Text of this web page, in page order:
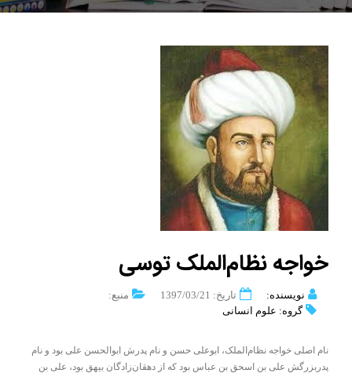
خواجه ‌نظام‌‌الملک توسی
نویسنده: تاریخ: 1397/03/21
منبع:
گروه: علوم انسانی
نام اصلی خواجه نظام‌الملک، ابوعلی حسن و نام پدرش ابوالحسن علی بود و نام
پدربزرگش علی بن اسحق بن عباس بود که از دهقان‌زادگان بیهق بود، علی بن